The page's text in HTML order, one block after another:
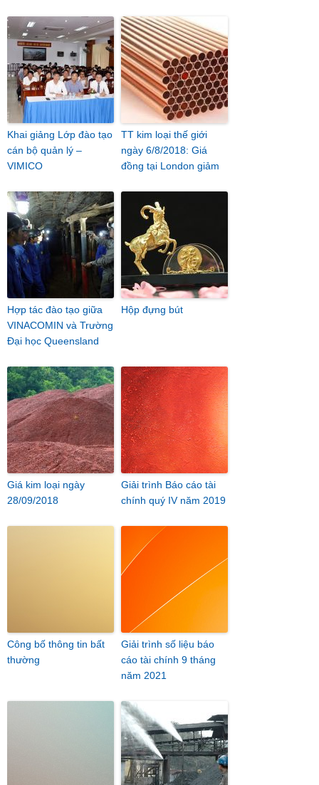
Khai giảng Lớp đào tạo
cán bộ quản lý –
VIMICO
TT kim loại thế giới
ngày 6/8/2018: Giá
đồng tại London giảm
Hợp tác đào tạo giữa
VINACOMIN và Trường
Đại học Queensland
Hộp đựng bút
Giá kim loại ngày
28/09/2018
Giải trình Báo cáo tài
chính quý IV năm 2019
Công bố thông tin bất
thường
Giải trình số liệu báo
cáo tài chính 9 tháng
năm 2021